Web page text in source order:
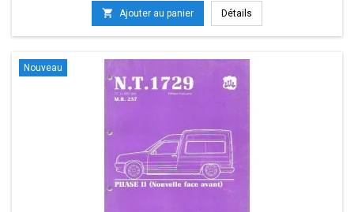
 Ajouter au panier Détails
Nouveau